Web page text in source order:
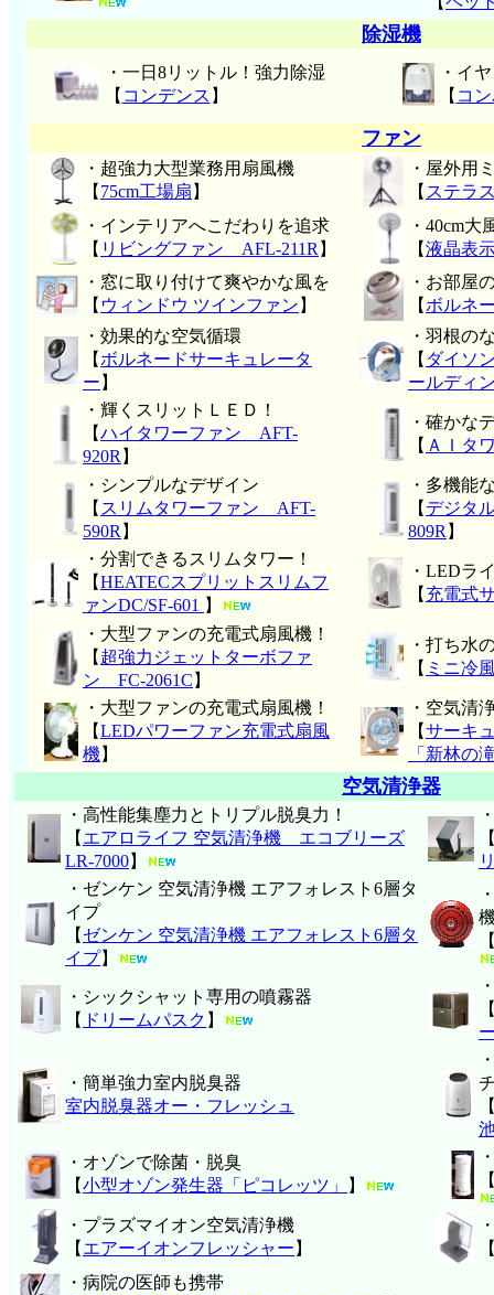
除湿機
・一日8リットル！強力除湿
【 コンデンス 】
・イ
【 コ
ファン
・超強力大型業務用扇風機
【 75cm工場扇 】
・屋外用
【 ステラ
・インテリアへこだわりを追求
【 リビングファン AFL-211R 】
・40cm大
【液晶表
・窓に取り付けて爽やかな風を
【 ウィンドウ ツインファン 】
・お部屋
【 ボルネ
・効果的な空気循環
【 ボルネードサーキュレータ
ー 】
・羽根の
【 ダイソ
ールディ
・輝くスリットＬＥＤ！
【ハイタワーファン AFT-
920R 】
・確かな
【 ＡＩタ
・シンプルなデザイン
【 スリムタワーファン AFT-
590R 】
・多機能
【 デジタ
809R 】
・分割できるスリムタワー！
【HEATECスプリットスリムフ
ァンDC/SF-601 】
・LEDラ
【 充電式
・大型ファンの充電式扇風機！
【 超強力ジェットターボファ
ン FC-2061C 】
・打ち水
【 ミニ冷
・大型ファンの充電式扇風機！
【LEDパワーファン充電式扇風
機】
・空気清
【サーキ
「新林の
空気清浄器
・高性能集塵力とトリプル脱臭力！
【 エアロライフ 空気清浄機 エコブリーズ
LR-7000】
・ゼンケン 空気清浄機 エアフォレスト6層タ
イプ
【 ゼンケン 空気清浄機 エアフォレスト6層タ
イプ】
・シックシャット専用の噴霧器
【 ドリームパスク 】
・簡単強力室内脱臭器
室内脱臭器オー・フレッシュ
・オゾンで除菌・脱臭
【小型オゾン発生器「ピコレッツ」 】
・プラズマイオン空気清浄機
【 エアーイオンフレッシャー 】
・病院の医師も携帯